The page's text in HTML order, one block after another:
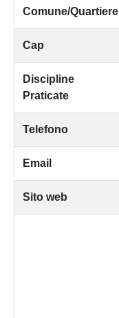
Comune/Quartiere
Cap
Discipline
Praticate
Telefono
Email
Sito web